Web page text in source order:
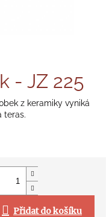
- JZ 225
z keramiky vyniká
teras.
Přidat do košíku